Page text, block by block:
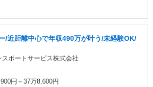
/近距離中心で年収490万が叶う/未経験OK/
スポートサービス株式会社
円～37万8,600円